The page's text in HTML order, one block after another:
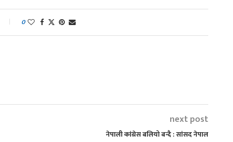
0
next post
नेपाली कांग्रेस बलियो बन्दै : सांसद नेपाल